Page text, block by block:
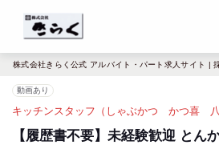
株式会社きらく公式 アルバイト・パート求人サイト |
動画あり
【履歴書不要】未経験歓迎 と